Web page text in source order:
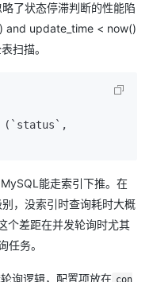
了状态停滞判断的性能陷
and update_time < now()
扫描。
(`status`,
能走索引下推。在
，没索引时查询耗时大概
个差距在并发轮询时尤其
务。
询逻辑，配置项放在 con